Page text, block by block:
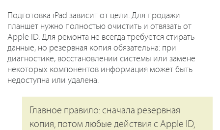
Подготовка iPad зависит от цели. Для продажи
планшет нужно полностью очистить и отвязать от
Apple ID. Для ремонта не всегда требуется стирать
данные, но резервная копия обязательна: при
диагностике, восстановлении системы или замене
некоторых компонентов информация может быть
недоступна или удалена.
Главное правило: сначала резервная
копия, потом любые действия с Apple ID,